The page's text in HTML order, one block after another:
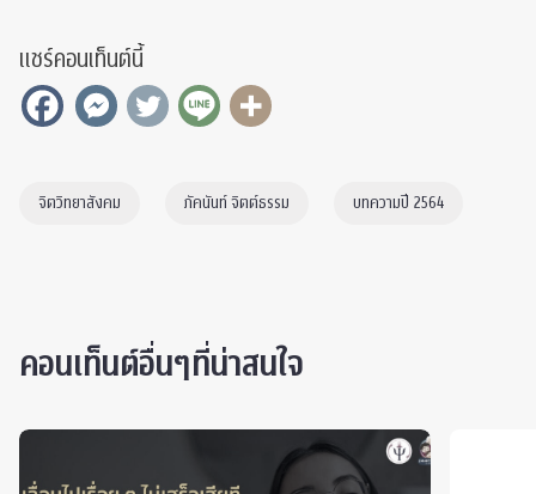
แชร์คอนเท็นต์นี้
จิตวิทยาสังคม ภัคนันท์ จิตต์ธรรม บทความปี 2564
คอนเท็นต์อื่นๆที่น่าสนใจ